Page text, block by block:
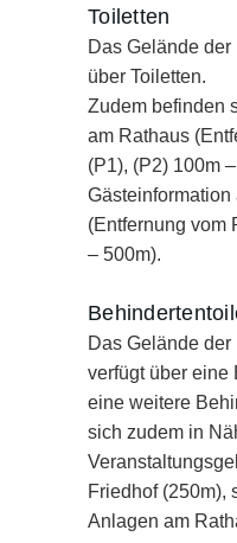
Toiletten
Das Gelände
über Toiletten.
Zudem befinden
am Rathaus
(P1), (P2) 100m
Gästeinformation
(Entfernung vom
– 500m).
Das Gelände
verfügt über eine
eine weitere
sich zudem in
Friedhof (250m),
Anlagen am